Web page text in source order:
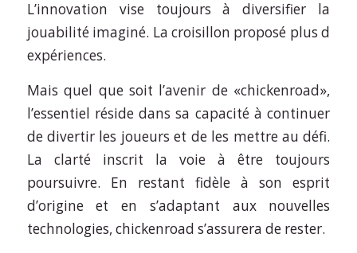
L’innovation vise toujours à diversifier la
jouabilité imaginé. La croisillon proposé plus d
expériences.
Mais quel que soit l’avenir de «chickenroad»,
l’essentiel réside dans sa capacité à continuer
de divertir les joueurs et de les mettre au défi.
La clarté inscrit la voie à être toujours
poursuivre. En restant fidèle à son esprit
d’origine et en s’adaptant aux nouvelles
technologies, chickenroad s’assurera de rester.